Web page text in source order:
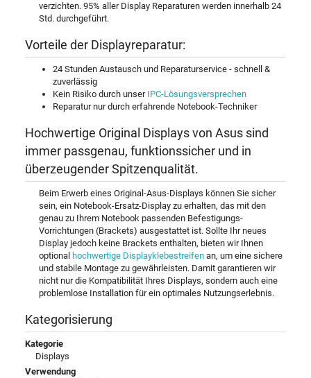
verzichten. 95% aller Display Reparaturen werden innerhalb 24
Std. durchgeführt.
Vorteile der Displayreparatur:
24 Stunden Austausch und Reparaturservice - schnell &
zuverlässig
Kein Risiko durch unser IPC-Lösungsversprechen
Reparatur nur durch erfahrende Notebook-Techniker
Hochwertige Original Displays von Asus sind
immer passgenau, funktionssicher und in
überzeugender Spitzenqualität.
Beim Erwerb eines Original-Asus-Displays können Sie sicher
sein, ein Notebook-Ersatz-Display zu erhalten, das mit den
genau zu Ihrem Notebook passenden Befestigungs-
Vorrichtungen (Brackets) ausgestattet ist. Sollte Ihr neues
Display jedoch keine Brackets enthalten, bieten wir Ihnen
optional hochwertige Displayklebestreifen an, um eine sichere
und stabile Montage zu gewährleisten. Damit garantieren wir
nicht nur die Kompatibilität Ihres Displays, sondern auch eine
problemlose Installation für ein optimales Nutzungserlebnis.
Kategorisierung
Kategorie
Displays
Verwendung